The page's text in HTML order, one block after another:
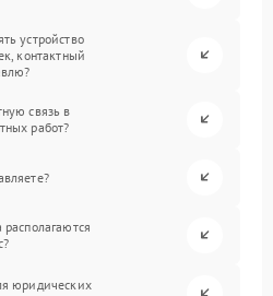
устройство
контактный
связь в
работ?
юридических